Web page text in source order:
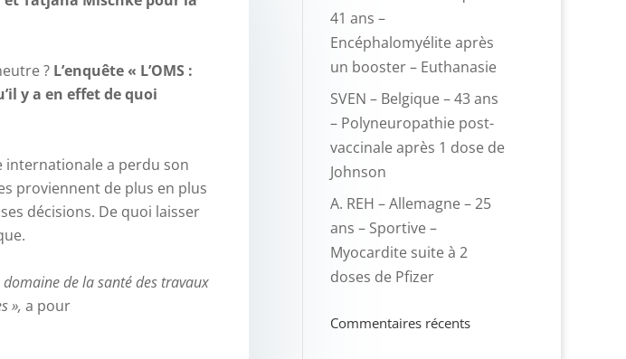
? L’enquête « L’OMS :
y a en effet de quoi
internationale a perdu son
proviennent de plus en plus
décisions. De quoi laisser
de la santé des travaux
», a pour
41 ans –
Encéphalomyélite après
un booster – Euthanasie
SVEN – Belgique – 43 ans
– Polyneuropathie post-
vaccinale après 1 dose de
Johnson
A. REH – Allemagne – 25
ans – Sportive –
Myocardite suite à 2
doses de Pfizer
Commentaires récents